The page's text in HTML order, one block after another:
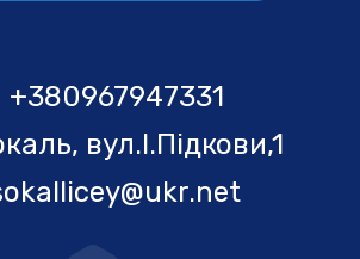
+380967947331
вул.І.Підкови,1